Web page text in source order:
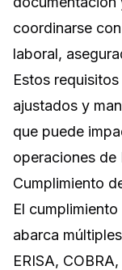
coordinarse
laboral,
Estos
ajustados y
que puede
operaciones de
Cumplimiento
El
abarca
ERISA,